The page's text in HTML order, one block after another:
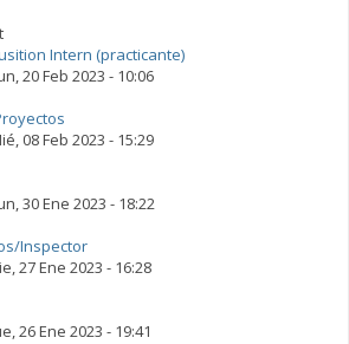
Intern (practicante)
20 Feb 2023 - 10:06
08 Feb 2023 - 15:29
30 Ene 2023 - 18:22
Inspector
27 Ene 2023 - 16:28
26 Ene 2023 - 19:41